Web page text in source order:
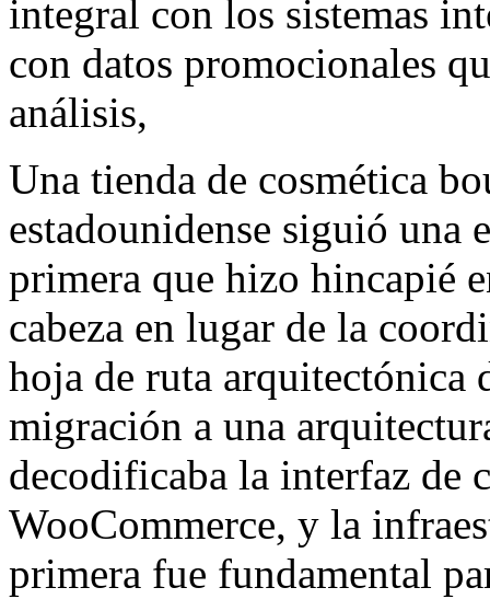
integral con los sistemas
con datos promocionales
análisis,
Una tienda de cosmética
estadounidense siguió una
primera que hizo hincapié
cabeza en lugar de la
hoja de ruta
migración a una
decodificaba la interfaz de
WooCommerce, y la
primera fue fundamental